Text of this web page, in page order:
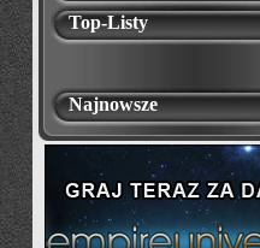
Top-Listy
Najnowsze